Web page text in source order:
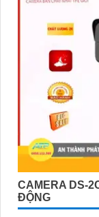
CAMERA DS-
ĐỘNG